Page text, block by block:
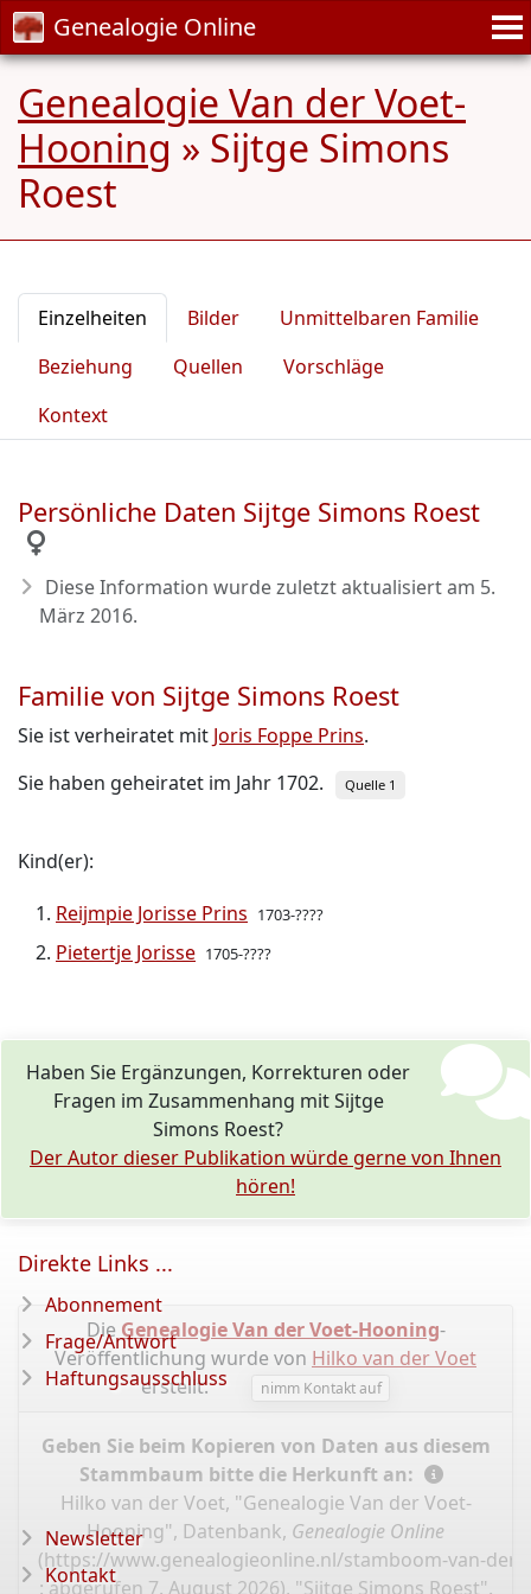
Genealogie Online
Genealogie Van der Voet-
Hooning » Sijtge Simons
Roest
Einzelheiten Bilder
Unmittelbaren Familie
Beziehung
Quellen
Vorschläge
Kontext
Persönliche Daten Sijtge Simons Roest
Diese Information wurde zuletzt aktualisiert am 5.
März 2016.
Familie von Sijtge Simons Roest
Sie ist verheiratet mit Joris Foppe Prins.
Sie haben geheiratet im Jahr 1702.
Quelle 1
Kind(er):
Reijmpie Jorisse Prins 1703-????
Pietertje Jorisse 1705-????
Haben Sie Ergänzungen, Korrekturen oder
Fragen im Zusammenhang mit Sijtge
Simons Roest?
Der Autor dieser Publikation würde gerne von Ihnen
hören!
Die Genealogie Van der Voet-Hooning-
Veröffentlichung wurde von Hilko van der Voet
erstellt.
nimm Kontakt auf
Geben Sie beim Kopieren von Daten aus diesem
Stammbaum bitte die Herkunft an:
Hilko van der Voet, "Genealogie Van der Voet-
Hooning", Datenbank, Genealogie Online
(https://www.genealogieonline.nl/stamboom-van-der-
: abgerufen 7. August 2026), "Sijtge Simons Roest".
Direkte Links ...
Abonnement
Frage/Antwort
Haftungsausschluss
Newsletter
Kontakt